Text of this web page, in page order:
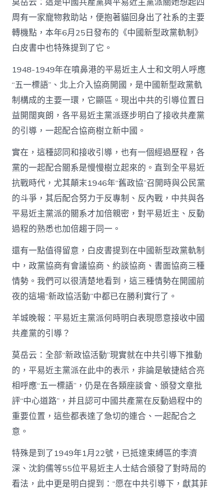
周有一家寵物救助站，便抱著貓回身出了社系的主要
轉機點，本年6月25日發布的《中國新型政黨軌制》
白皮書中也特殊提到了它。
1948-1949年在噴鼻港的平易近主人士和文明人呼應
“五一標語”、北上介入協商開國，是中國新型政黨軌
制構成的主要一環，它顯區。現出中共的引導位置日
益開闊爽朗，各平易近主黨派逐步明白了接收共產黨
的引導，一起配合協商樹立新中國。
實在，這種認同和接收引導，也有一個經過歷程，各
黨的一起配合關系是慢慢樹立起來的。直到全平易近
抗戰時代，尤其顛末1946年“舊政協”召開時與公民黨
的斗爭，其后配合努力于反專制、反內戰，中共與各
平易近主黨派的關系才加倍親密，對平易近主、反動
過程的熟悉也加倍趨于同一。
還有一點值得留意，白皮書提到在中國新型政黨軌制
中，政黨協商有會議協商、約談協商、書面協商三種
情勢。我們可以很清楚地看到，這三種情勢在開國前
夜的這場“新政協活動”中都已在勝利實行了。
羊城晚報：平易近主黨派何時明白表現愿意接收中國
共產黨的引導？
莫岳云：全部“新政協活動”現實就在中共引導下推動
的，平易近主黨派在此中的表示，非論是敏捷結合亮
相呼應“五一標語”，仍是在各類座談會、頒發文章批
評“中心道路”，并且認可中國共產黨在反動過程中的
重要位置，這些都表達了急切的連合、一起配合之
意。
特殊是到了1949年1月22號，已抵達束縛區的李濟
深、沈鈞儒等55位平易近主人士結合頒發了對時局的
看法，此中更是明白提到：“愿在中共引導下，獻其菲